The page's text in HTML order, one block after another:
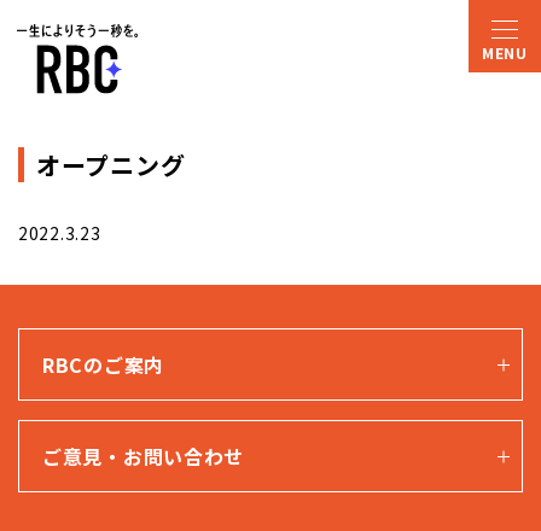
オープニング
2022.3.23
RBCのご案内
ご意見・お問い合わせ